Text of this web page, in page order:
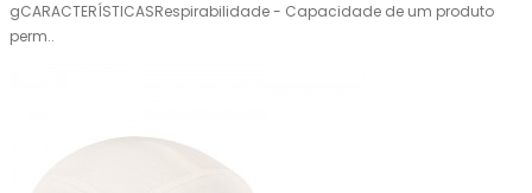
gCARACTERÍSTICASRespirabilidade - Capacidade de um produto
perm..